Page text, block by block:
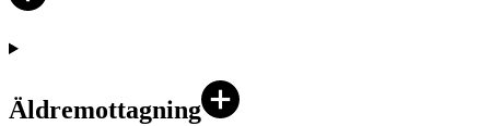
Äldremottagning